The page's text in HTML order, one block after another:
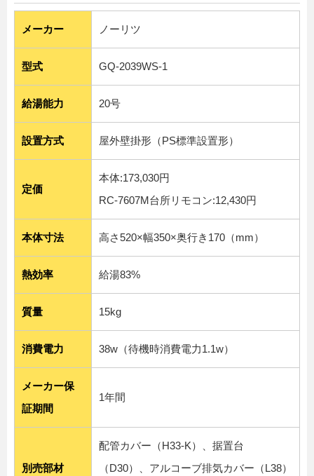
メーカー ノーリツ
型式 GQ-2039WS-1
給湯能力 20号
設置方式 屋外壁掛形（PS標準設置形）
定価
本体:173,030円
RC-7607M台所リモコン:12,430円
本体寸法 高さ520×幅350×奥行き170（mm）
熱効率 給湯83%
質量 15kg
消費電力 38w（待機時消費電力1.1w）
メーカー保
証期間
1年間
別売部材
配管カバー（H33-K）、据置台
（D30）、アルコーブ排気カバー（L38）